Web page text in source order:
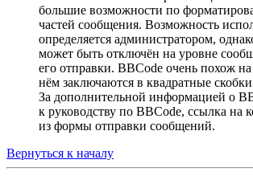
большие возможности по
частей сообщения. Возможность
определяется администратором,
может быть отключён на уровне
его отправки. BBCode очень похож
нём заключаются в квадратные
За дополнительной информацией о
к руководству по BBCode, ссылка на
из формы отправки сообщений.
Вернуться к началу